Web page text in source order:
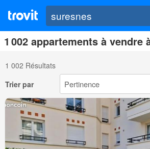
1 002 appartements à vendre
1 002 Résultats
Trier par